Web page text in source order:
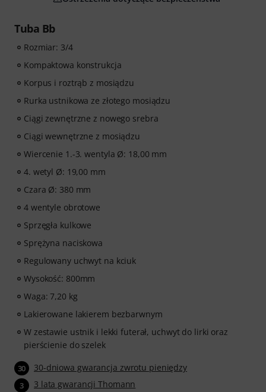
Tuba Bb
Rozmiar: 3/4
Kompaktowa konstrukcja
Korpus i roztrąb z mosiądzu
Rurka ustnikowa ze złotego mosiądzu
Ciągi zewnętrzne z nowego srebra
Ciągi wewnętrzne z mosiądzu
Wiercenie 1.-3. wentyla Ø: 18,00 mm
4. wetyl Ø: 19,00 mm
Czara Ø: 380 mm
4 wentyle obrotowe
Sprzęgła kulkowe
Sprężyna naciskowa
Regulowany uchwyt na kciuk
Wysokość: 800mm
Waga: 7,20 kg
Lakierowane lakierem bezbarwnym
W zestawie ustnik i lekki futerał, uchwyt do lirki oraz
pierścienie do szelek
30 30-dniowa gwarancja zwrotu pieniędzy
3 3 lata gwarancji Thomann